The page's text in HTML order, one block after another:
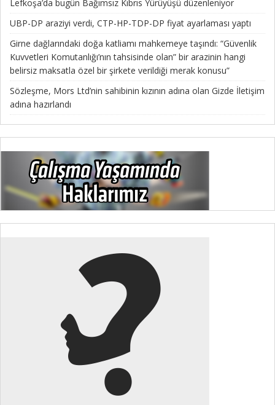
Lefkoşa’da bugün Bağımsız Kıbrıs Yürüyüşü düzenleniyor
UBP-DP araziyi verdi, CTP-HP-TDP-DP fiyat ayarlaması yaptı
Girne dağlarındaki doğa katliamı mahkemeye taşındı: “Güvenlik
Kuvvetleri Komutanlığı’nın tahsisinde olan” bir arazinin hangi
belirsiz maksatla özel bir şirkete verildiği merak konusu”
Sözleşme, Mors Ltd’nin sahibinin kızının adına olan Gizde İletişim
adına hazırlandı